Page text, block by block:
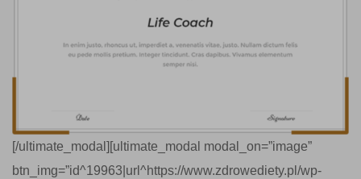
[/ultimate_modal][ultimate_modal modal_on=”image”
btn_img=”id^19963|url^https://www.zdrowediety.pl/wp-